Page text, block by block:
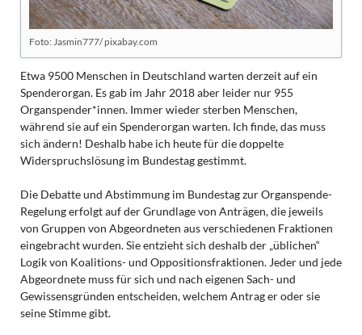
Foto: Jasmin777/ pixabay.com
Etwa 9500 Menschen in Deutschland warten derzeit auf ein
Spenderorgan. Es gab im Jahr 2018 aber leider nur 955
Organspender*innen. Immer wieder sterben Menschen,
während sie auf ein Spenderorgan warten. Ich finde, das muss
sich ändern! Deshalb habe ich heute für die doppelte
Widerspruchslösung im Bundestag gestimmt.
Die Debatte und Abstimmung im Bundestag zur Organspende-
Regelung erfolgt auf der Grundlage von Anträgen, die jeweils
von Gruppen von Abgeordneten aus verschiedenen Fraktionen
eingebracht wurden. Sie entzieht sich deshalb der „üblichen“
Logik von Koalitions- und Oppositionsfraktionen. Jeder und jede
Abgeordnete muss für sich und nach eigenen Sach- und
Gewissensgründen entscheiden, welchem Antrag er oder sie
seine Stimme gibt.